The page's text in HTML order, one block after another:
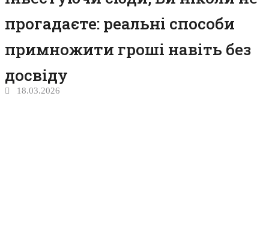
прогадаєте: реальні способи
примножити гроші навіть без
досвіду
18.03.2026